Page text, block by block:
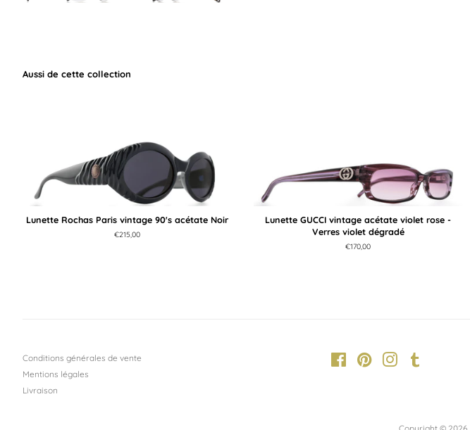
Aussi de cette collection
Lunette Rochas Paris vintage 90's acétate Noir
Prix
€215,00
Lunette GUCCI vintage acétate violet rose -
Verres violet dégradé
Prix
€170,00
Conditions générales de vente
Mentions légales
Livraison
FacebookPinterestInstagram